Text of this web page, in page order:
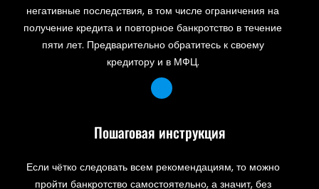
негативные последствия, в том числе ограничения на
получение кредита и повторное банкротство в течение
пяти лет. Предварительно обратитесь к своему
кредитору и в МФЦ.
Пошаговая инструкция
Если чётко следовать всем рекомендациям, то можно
пройти банкротство самостоятельно, а значит, без